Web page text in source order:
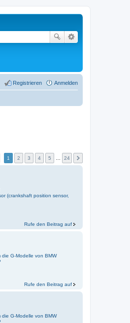
Anmelden
Registrieren
1 2 3 4 5 24
(crankshaft position sensor,
Rufe den Beitrag auf
die G-Modelle von BMW
Rufe den Beitrag auf
die G-Modelle von BMW